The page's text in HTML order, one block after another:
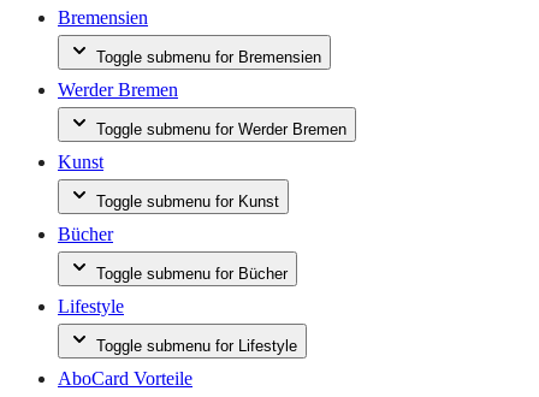
Bremensien
Toggle submenu for Bremensien
Werder Bremen
Toggle submenu for Werder Bremen
Kunst
Toggle submenu for Kunst
Bücher
Toggle submenu for Bücher
Lifestyle
Toggle submenu for Lifestyle
AboCard Vorteile